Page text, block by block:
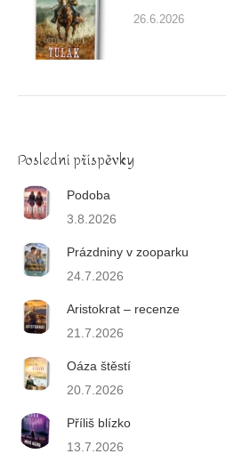
26.6.2026
Poslední příspěvky
Podoba
3.8.2026
Prázdniny v zooparku
24.7.2026
Aristokrat – recenze
21.7.2026
Oáza štěstí
20.7.2026
Příliš blízko
13.7.2026